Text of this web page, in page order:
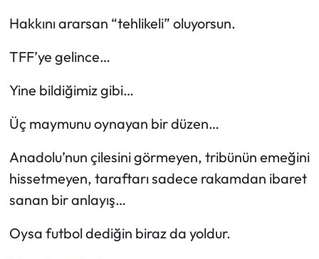
Hakkını ararsan “tehlikeli” oluyorsun.
TFF’ye gelince…
Yine bildiğimiz gibi…
Üç maymunu oynayan bir düzen…
Anadolu’nun çilesini görmeyen, tribünün emeğini
hissetmeyen, taraftarı sadece rakamdan ibaret
sanan bir anlayış…
Oysa futbol dediğin biraz da yoldur.